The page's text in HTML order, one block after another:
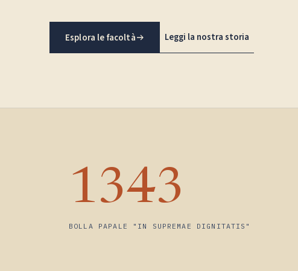
Esplora le facoltà Leggi la nostra storia
1343
BOLLA PAPALE "IN SUPREMAE DIGNITATIS"